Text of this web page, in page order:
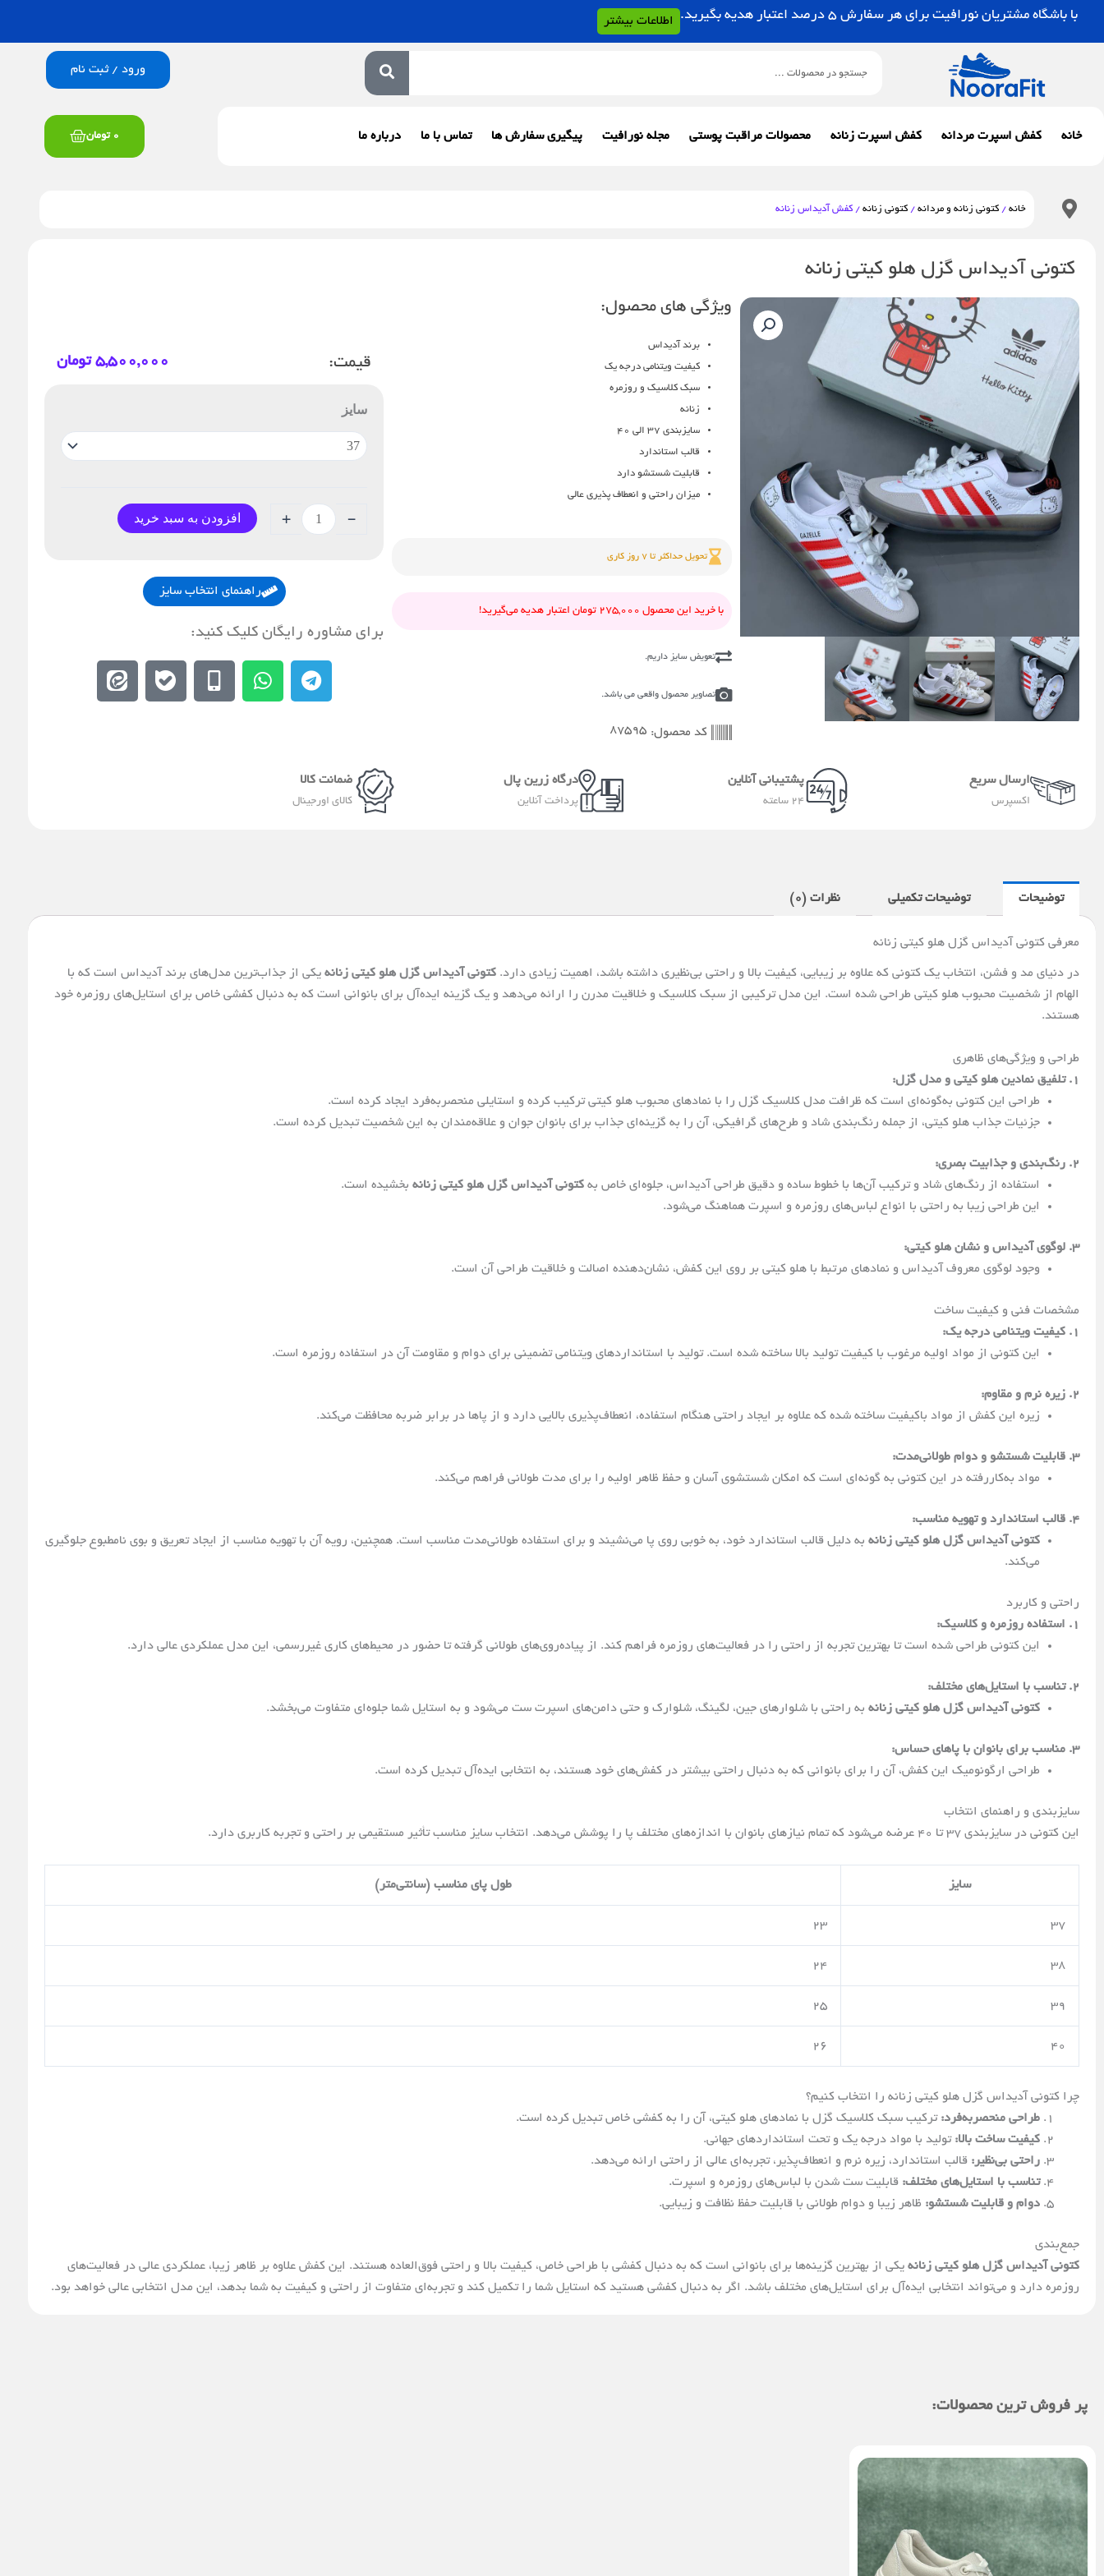
با باشگاه مشتریان نورافیت برای هر سفارش 5 درصد اعتبار هدیه بگیرید. اطلاعات بیشتر
ورود / ثبت نام
خانه کفش اسپرت مردانه کفش اسپرت زنانه محصولات مراقبت پوستی مجله نورافیت پیگیری سفارش ها تماس با ما درباره ما 0 تومانسبد
خانه / کتونی زنانه و مردانه / کتونی زنانه / کفش آدیداس زنانه
کتونی آدیداس گزل هلو کیتی زنانه
ویژگی های محصول:
برند آدیداس
کیفیت ویتنامی درجه یک
سبک کلاسیک و روزمره
زنانه
سایزبندی 37 الی 40
قالب استاندارد
قابلیت شستشو دارد
میزان راحتی و انعطاف پذیری عالی
تحویل حداکثر تا 7 روز کاری
با خرید این محصول 275,000 تومان اعتبار هدیه می‌گیرید!
تعویض سایز داریم.
تصاویر محصول واقعی می باشد.
کد محصول: 87595
قیمت: 5,500,000 تومان
سایز
-
آدیداس
هلو
+ افزودن به سبد خرید
راهنمای انتخاب سایز
برای مشاوره رایگان کلیک کنید:
T
e
r
a
W
h
M
o
E
b
E
e
ارسال سریع
اکسپرس
پشتیبانی آنلاین
24 ساعته
درگاه زرین پال
پرداخت آنلاین
ضمانت کالا
کالای اورجینال
توضیحات توضیحات تکمیلی نظرات (0)
معرفی کتونی آدیداس گزل هلو کیتی زنانه
در دنیای مد و فشن، انتخاب یک کتونی که علاوه بر زیبایی، کیفیت بالا و راحتی بی‌نظیری داشته باشد، اهمیت زیادی دارد. کتونی آدیداس گزل هلو کیتی زنانه یکی از جذاب‌ترین مدل‌های برند آدیداس است که با
الهام از شخصیت محبوب هلو کیتی طراحی شده است. این مدل ترکیبی از سبک کلاسیک و خلاقیت مدرن را ارائه می‌دهد و یک گزینه ایده‌آل برای بانوانی است که به دنبال کفشی خاص برای استایل‌های روزمره خود
هستند.
طراحی و ویژگی‌های ظاهری
1. تلفیق نمادین هلو کیتی و مدل گزل:
طراحی این کتونی به‌گونه‌ای است که ظرافت مدل کلاسیک گزل را با نمادهای محبوب هلو کیتی ترکیب کرده و استایلی منحصر‌به‌فرد ایجاد کرده است.
جزئیات جذاب هلو کیتی، از جمله رنگ‌بندی شاد و طرح‌های گرافیکی، آن را به گزینه‌ای جذاب برای بانوان جوان و علاقه‌مندان به این شخصیت تبدیل کرده است.
2. رنگ‌بندی و جذابیت بصری:
استفاده از رنگ‌های شاد و ترکیب آن‌ها با خطوط ساده و دقیق طراحی آدیداس، جلوه‌ای خاص به کتونی آدیداس گزل هلو کیتی زنانه بخشیده است.
این طراحی زیبا به راحتی با انواع لباس‌های روزمره و اسپرت هماهنگ می‌شود.
3. لوگوی آدیداس و نشان هلو کیتی:
وجود لوگوی معروف آدیداس و نمادهای مرتبط با هلو کیتی بر روی این کفش، نشان‌دهنده اصالت و خلاقیت طراحی آن است.
مشخصات فنی و کیفیت ساخت
1. کیفیت ویتنامی درجه یک:
این کتونی از مواد اولیه مرغوب با کیفیت تولید بالا ساخته شده است. تولید با استانداردهای ویتنامی تضمینی برای دوام و مقاومت آن در استفاده روزمره است.
2. زیره نرم و مقاوم:
زیره این کفش از مواد باکیفیت ساخته شده که علاوه بر ایجاد راحتی هنگام استفاده، انعطاف‌پذیری بالایی دارد و از پاها در برابر ضربه محافظت می‌کند.
3. قابلیت شستشو و دوام طولانی‌مدت:
مواد به‌کار‌رفته در این کتونی به گونه‌ای است که امکان شستشوی آسان و حفظ ظاهر اولیه را برای مدت طولانی فراهم می‌کند.
4. قالب استاندارد و تهویه مناسب:
کتونی آدیداس گزل هلو کیتی زنانه به دلیل قالب استاندارد خود، به خوبی روی پا می‌نشیند و برای استفاده طولانی‌مدت مناسب است. همچنین، رویه آن با تهویه مناسب از ایجاد تعریق و بوی نامطبوع جلوگیری
می‌کند.
راحتی و کاربرد
1. استفاده روزمره و کلاسیک:
این کتونی طراحی شده است تا بهترین تجربه از راحتی را در فعالیت‌های روزمره فراهم کند. از پیاده‌روی‌های طولانی گرفته تا حضور در محیط‌های کاری غیررسمی، این مدل عملکردی عالی دارد.
2. تناسب با استایل‌های مختلف:
کتونی آدیداس گزل هلو کیتی زنانه به راحتی با شلوارهای جین، لگینگ، شلوارک و حتی دامن‌های اسپرت ست می‌شود و به استایل شما جلوه‌ای متفاوت می‌بخشد.
3. مناسب برای بانوان با پاهای حساس:
طراحی ارگونومیک این کفش، آن را برای بانوانی که به دنبال راحتی بیشتر در کفش‌های خود هستند، به انتخابی ایده‌آل تبدیل کرده است.
سایزبندی و راهنمای انتخاب
این کتونی در سایزبندی 37 تا 40 عرضه می‌شود که تمام نیازهای بانوان با اندازه‌های مختلف پا را پوشش می‌دهد. انتخاب سایز مناسب تأثیر مستقیمی بر راحتی و تجربه کاربری دارد.
سایز طول پای مناسب (سانتی‌متر)
37
23
38
24
39
25
40
26
چرا کتونی آدیداس گزل هلو کیتی زنانه را انتخاب کنیم؟
طراحی منحصر‌به‌فرد: ترکیب سبک کلاسیک گزل با نمادهای هلو کیتی، آن را به کفشی خاص تبدیل کرده است.
کیفیت ساخت بالا: تولید با مواد درجه یک و تحت استانداردهای جهانی.
راحتی بی‌نظیر: قالب استاندارد، زیره نرم و انعطاف‌پذیر، تجربه‌ای عالی از راحتی ارائه می‌دهد.
تناسب با استایل‌های مختلف: قابلیت ست شدن با لباس‌های روزمره و اسپرت.
دوام و قابلیت شستشو: ظاهر زیبا و دوام طولانی با قابلیت حفظ نظافت و زیبایی.
جمع‌بندی
کتونی آدیداس گزل هلو کیتی زنانه یکی از بهترین گزینه‌ها برای بانوانی است که به دنبال کفشی با طراحی خاص، کیفیت بالا و راحتی فوق‌العاده هستند. این کفش علاوه بر ظاهر زیبا، عملکردی عالی در فعالیت‌های
روزمره دارد و می‌تواند انتخابی ایده‌آل برای استایل‌های مختلف باشد. اگر به دنبال کفشی هستید که استایل شما را تکمیل کند و تجربه‌ای متفاوت از راحتی و کیفیت به شما بدهد، این مدل انتخابی عالی خواهد بود.
پر فروش ترین محصولات: